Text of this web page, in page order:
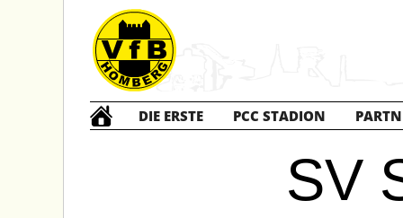
DIE ERSTE PCC STADION
SV